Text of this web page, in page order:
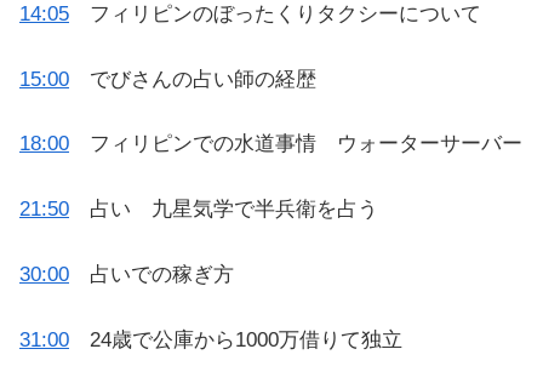
14:05 フィリピンのぼったくりタクシーについて
15:00 でびさんの占い師の経歴
18:00 フィリピンでの水道事情 ウォーターサーバー
21:50 占い 九星気学で半兵衛を占う
30:00 占いでの稼ぎ方
31:00 24歳で公庫から1000万借りて独立